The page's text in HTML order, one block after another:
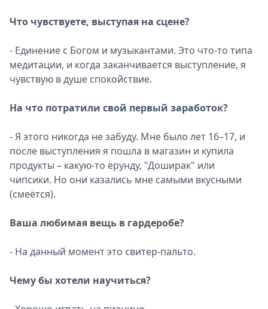
Что чувствуете, выступая на сцене?
- Единение с Богом и музыкантами. Это что-то типа
медитации, и когда заканчивается выступление, я
чувствую в душе спокойствие.
На что потратили свой первый заработок?
- Я этого никогда не забуду. Мне было лет 16–17, и
после выступления я пошла в магазин и купила
продукты – какую-то ерунду, "Доширак" или
чипсики. Но они казались мне самыми вкусными
(смеётся).
Ваша любимая вещь в гардеробе?
- На данный момент это свитер-пальто.
Чему бы хотели научиться?